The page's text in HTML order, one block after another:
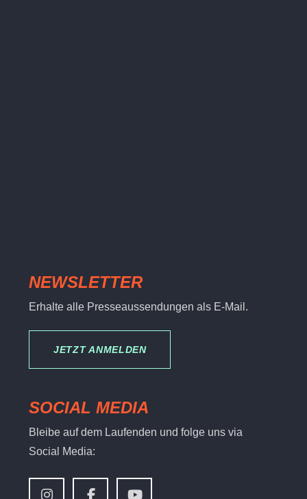
NEWSLETTER
Erhalte alle Presseaussendungen als E-Mail.
JETZT ANMELDEN
SOCIAL MEDIA
Bleibe auf dem Laufenden und folge uns via
Social Media: